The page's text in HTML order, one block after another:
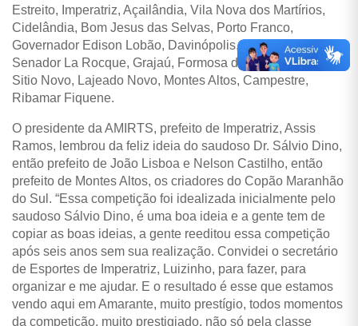
Estreito, Imperatriz, Açailândia, Vila Nova dos Martírios,
Cidelândia, Bom Jesus das Selvas, Porto Franco,
Governador Edison Lobão, Davinópolis, Feira Nova,
Senador La Rocque, Grajaú, Formosa da Serra Negra,
Sitio Novo, Lajeado Novo, Montes Altos, Campestre,
Ribamar Fiquene.
O presidente da AMIRTS, prefeito de Imperatriz, Assis
Ramos, lembrou da feliz ideia do saudoso Dr. Sálvio Dino,
então prefeito de João Lisboa e Nelson Castilho, então
prefeito de Montes Altos, os criadores do Copão Maranhão
do Sul. “Essa competição foi idealizada inicialmente pelo
saudoso Sálvio Dino, é uma boa ideia e a gente tem de
copiar as boas ideias, a gente reeditou essa competição
após seis anos sem sua realização. Convidei o secretário
de Esportes de Imperatriz, Luizinho, para fazer, para
organizar e me ajudar. E o resultado é esse que estamos
vendo aqui em Amarante, muito prestígio, todos momentos
da competição, muito prestigiado, não só pela classe